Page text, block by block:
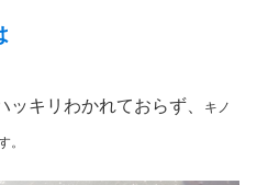
キリわかれておらず、 キノ
。